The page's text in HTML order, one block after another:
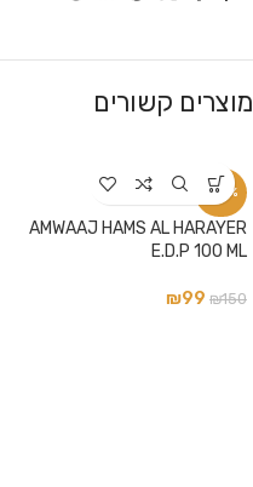
מוצרים קשורים
-34%
AMWAAJ HAMS AL HARAYER
E.D.P 100 ML
₪150
₪99